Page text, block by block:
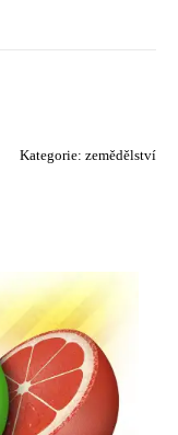
Kategorie: zemědělství